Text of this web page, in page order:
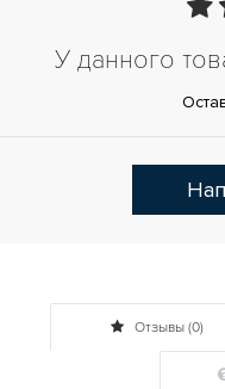
У данного
Отзывы (0)